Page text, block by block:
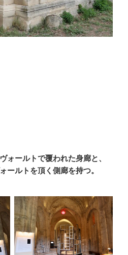
ォールトで覆われた身廊と、
ールトを頂く側廊を持つ。